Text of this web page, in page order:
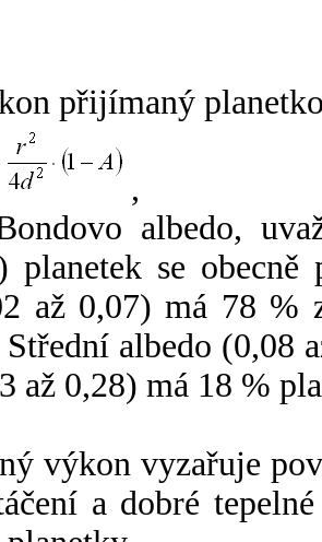
přijímaný
,
albedo,
planetek se
až 0,07) má 78 %
albedo (0,08
až 0,28) má 18 %
výkon vyzařuje
a dobré